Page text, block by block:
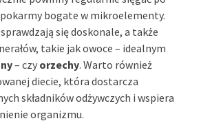
pokarmy bogate w mikroelementy.
się doskonale, a także
takie jak owoce – idealnym
– czy orzechy. Warto również
diecie, która dostarcza
składników odżywczych i wspiera
organizmu.